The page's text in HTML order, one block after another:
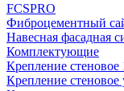
FCSPRO
Фиброцементный
Навесная фасадная
Комплектующие
Крепление
Крепление